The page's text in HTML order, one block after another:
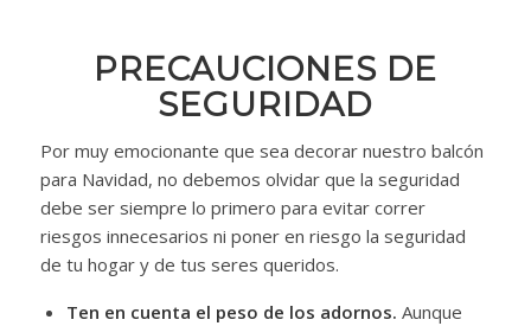
PRECAUCIONES DE
SEGURIDAD
Por muy emocionante que sea decorar nuestro balcón
para Navidad, no debemos olvidar que la seguridad
debe ser siempre lo primero para evitar correr
riesgos innecesarios ni poner en riesgo la seguridad
de tu hogar y de tus seres queridos.
Ten en cuenta el peso de los adornos. Aunque